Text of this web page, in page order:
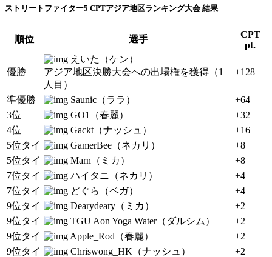
ストリートファイター5 CPTアジア地区ランキング大会 結果
順位 選手
CPT
pt.
優勝
えいた（ケン）
アジア地区決勝大会への出場権を獲得（1
人目）
+128
準優勝 Saunic（ララ）
+64
3位
GO1（春麗）
+32
4位
Gackt（ナッシュ）
+16
5位タイ
GamerBee（ネカリ）
+8
5位タイ
Marn（ミカ）
+8
7位タイ
ハイタニ（ネカリ）
+4
7位タイ
どぐら（ベガ）
+4
9位タイ
Dearydeary（ミカ）
+2
9位タイ
TGU Aon Yoga Water（ダルシム）
+2
9位タイ
Apple_Rod（春麗）
+2
9位タイ
Chriswong_HK（ナッシュ）
+2